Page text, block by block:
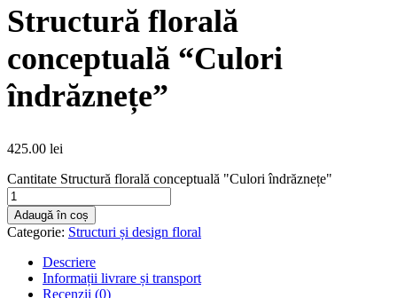
Structură florală
conceptuală “Culori
îndrăznețe”
425.00 lei
Cantitate Structură florală conceptuală "Culori îndrăznețe"
Adaugă în coș
Categorie: Structuri și design floral
Descriere
Informații livrare și transport
Recenzii (0)